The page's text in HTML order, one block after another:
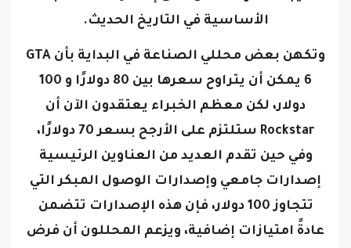
الأساسية في التاريخ الحديث.
وتكهن بعض محللي الصناعة في البداية بأن GTA
6 يمكن أن يتراوح سعرها بين 80 دولارًا و 100
دولار، لكن معظم الخبراء يعتقدون الآن أن
Rockstar ستلتزم على الأرجح بسعر 70 دولارًا،
وفي حين تقدم العديد من العناوين الرئيسية
إصدارات جامعي وإصدارات الوصول المبكر التي
تتجاوز 100 دولار، فإن هذه الإصدارات تتضمن
عادةً امتيازات إضافية، ويزعم المحللون أن فرض